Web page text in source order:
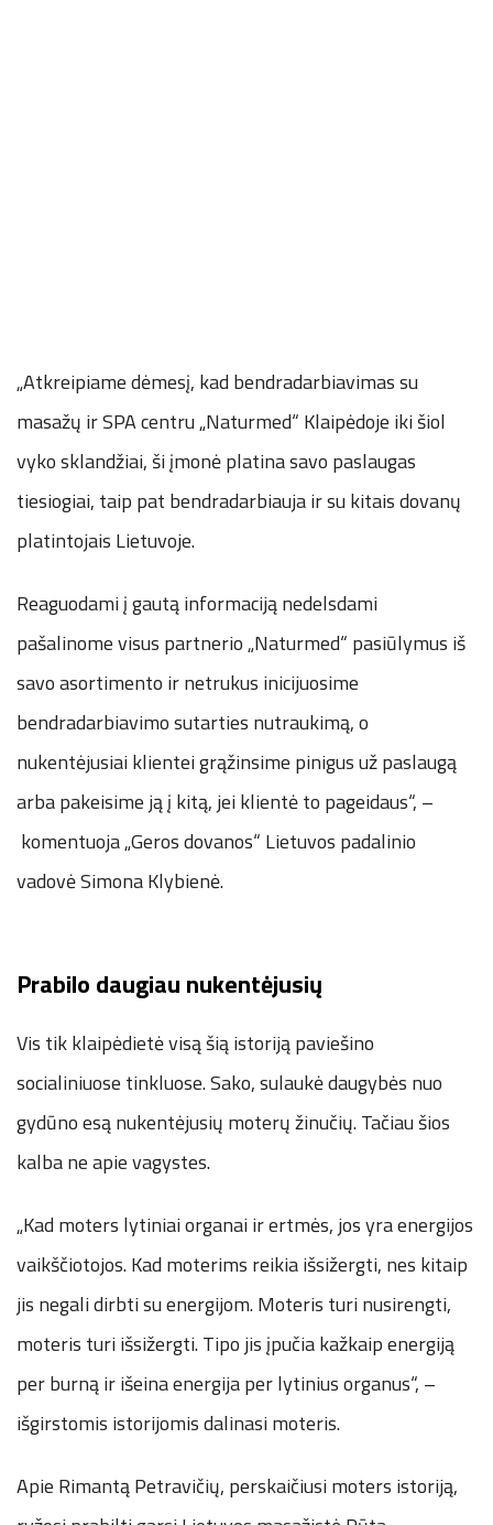
„Atkreipiame dėmesį, kad bendradarbiavimas su
masažų ir SPA centru „Naturmed“ Klaipėdoje iki šiol
vyko sklandžiai, ši įmonė platina savo paslaugas
tiesiogiai, taip pat bendradarbiauja ir su kitais dovanų
platintojais Lietuvoje.
Reaguodami į gautą informaciją nedelsdami
pašalinome visus partnerio „Naturmed“ pasiūlymus iš
savo asortimento ir netrukus inicijuosime
bendradarbiavimo sutarties nutraukimą, o
nukentėjusiai klientei grąžinsime pinigus už paslaugą
arba pakeisime ją į kitą, jei klientė to pageidaus“, –
komentuoja „Geros dovanos“ Lietuvos padalinio
vadovė Simona Klybienė.
Prabilo daugiau nukentėjusių
Vis tik klaipėdietė visą šią istoriją paviešino
socialiniuose tinkluose. Sako, sulaukė daugybės nuo
gydūno esą nukentėjusių moterų žinučių. Tačiau šios
kalba ne apie vagystes.
„Kad moters lytiniai organai ir ertmės, jos yra energijos
vaikščiotojos. Kad moterims reikia išsižergti, nes kitaip
jis negali dirbti su energijom. Moteris turi nusirengti,
moteris turi išsižergti. Tipo jis įpučia kažkaip energiją
per burną ir išeina energija per lytinius organus“, –
išgirstomis istorijomis dalinasi moteris.
Apie Rimantą Petravičių, perskaičiusi moters istoriją,